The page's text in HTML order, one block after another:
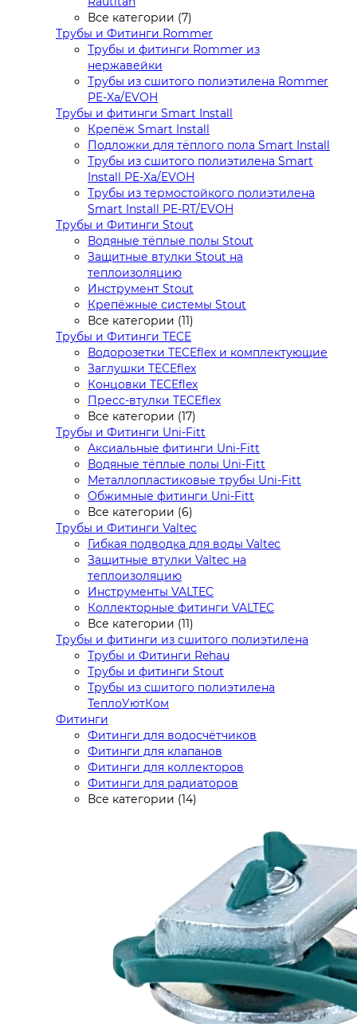
Все категории (7)
Трубы и Фитинги Rommer
Трубы и фитинги Rommer из
нержавейки
Трубы из сшитого полиэтилена Rommer
PE-Xa/EVOH
Трубы и фитинги Smart Install
Крепёж Smart Install
Подложки для тёплого пола Smart Install
Трубы из сшитого полиэтилена Smart
Install PE-Xa/EVOH
Трубы из термостойкого полиэтилена
Smart Install PE-RT/EVOH
Трубы и Фитинги Stout
Водяные тёплые полы Stout
Защитные втулки Stout на
теплоизоляцию
Инструмент Stout
Крепёжные системы Stout
Все категории (11)
Трубы и Фитинги TECE
Водорозетки TECEflex и комплектующие
Заглушки TECEflex
Концовки TECEflex
Пресс-втулки TECEflex
Все категории (17)
Трубы и Фитинги Uni-Fitt
Аксиальные фитинги Uni-Fitt
Водяные тёплые полы Uni-Fitt
Металлопластиковые трубы Uni-Fitt
Обжимные фитинги Uni-Fitt
Все категории (6)
Трубы и Фитинги Valtec
Гибкая подводка для воды Valtec
Защитные втулки Valtec на
теплоизоляцию
Инструменты VALTEC
Коллекторные фитинги VALTEC
Все категории (11)
Трубы и фитинги из сшитого полиэтилена
Трубы и Фитинги Rehau
Трубы и фитинги Stout
Трубы из сшитого полиэтилена
ТеплоУютКом
Фитинги
Фитинги для водосчётчиков
Фитинги для клапанов
Фитинги для коллекторов
Фитинги для радиаторов
Все категории (14)